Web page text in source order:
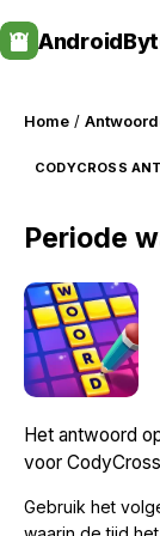
to
content
Home /
CODYCROSS
Periode
Het antwoord
voor
Gebruik het